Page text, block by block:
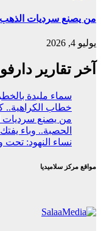
من يصنع سرديات
يوليو 4, 2026
آخر تقارير
ﺳﻤﺎء ﻣﻠﺒﺪة
خطاب الكراهية..
من يصنع سرديات
الحصبة.. وباء
نساء النهود:
مواقع مركز سلاميديا